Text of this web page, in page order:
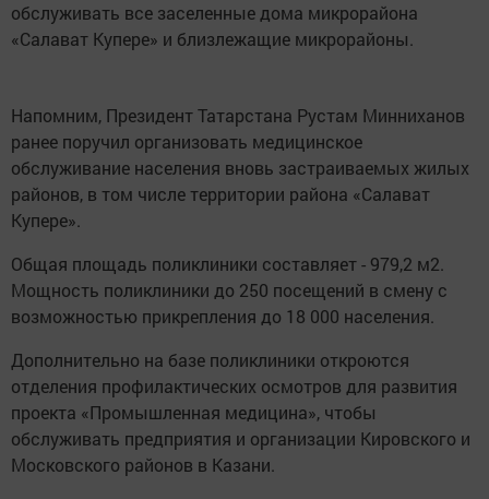
обслуживать все заселенные дома микрорайона
«Салават Купере» и близлежащие микрорайоны.
Напомним, Президент Татарстана Рустам Минниханов
ранее поручил организовать медицинское
обслуживание населения вновь застраиваемых жилых
районов, в том числе территории района «Салават
Купере».
Общая площадь поликлиники составляет - 979,2 м2.
Мощность поликлиники до 250 посещений в смену с
возможностью прикрепления до 18 000 населения.
Дополнительно на базе поликлиники откроются
отделения профилактических осмотров для развития
проекта «Промышленная медицина», чтобы
обслуживать предприятия и организации Кировского и
Московского районов в Казани.